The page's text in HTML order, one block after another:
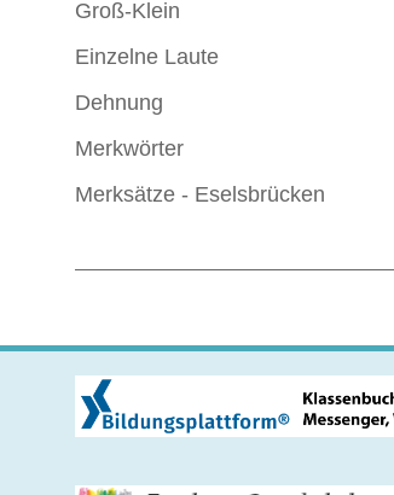
Groß-Klein
Einzelne Laute
Dehnung
Merkwörter
Merksätze - Eselsbrücken